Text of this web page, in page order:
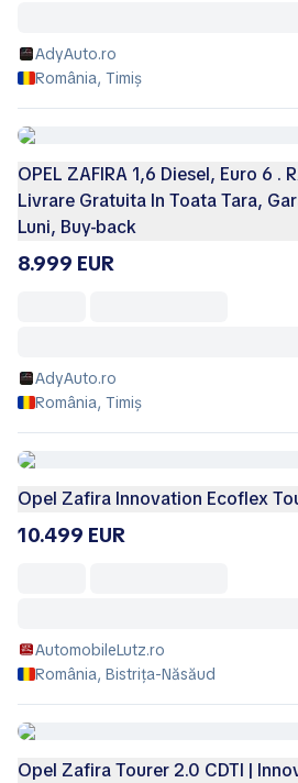
AdyAuto.ro
România, Timiș
OPEL ZAFIRA 1,6 Diesel, Euro 6 .
Livrare Gratuita In Toata Tara,
Luni, Buy-back
8.999 EUR
AdyAuto.ro
România, Timiș
Opel Zafira Innovation Ecoflex
10.499 EUR
AutomobileLutz.ro
România, Bistrița-Năsăud
Opel Zafira Tourer 2.0 CDTI |